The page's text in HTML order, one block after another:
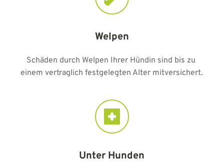
Welpen
Schäden durch Welpen Ihrer Hündin sind bis zu
einem vertraglich festgelegten Alter mitversichert.
Unter Hunden